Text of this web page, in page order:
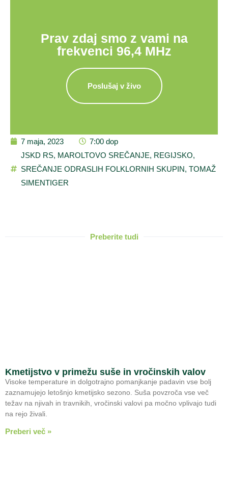
Prav zdaj smo z vami na
frekvenci 96,4 MHz
Poslušaj v živo
7 maja, 2023
7:00 dop
JSKD RS, MAROLTOVO SREČANJE, REGIJSKO,
SREČANJE ODRASLIH FOLKLORNIH SKUPIN, TOMAŽ
SIMENTIGER
Preberite tudi
Kmetijstvo v primežu suše in vročinskih valov
Visoke temperature in dolgotrajno pomanjkanje padavin vse bolj
zaznamujejo letošnjo kmetijsko sezono. Suša povzroča vse več
težav na njivah in travnikih, vročinski valovi pa močno vplivajo tudi
na rejo živali.
Preberi več »